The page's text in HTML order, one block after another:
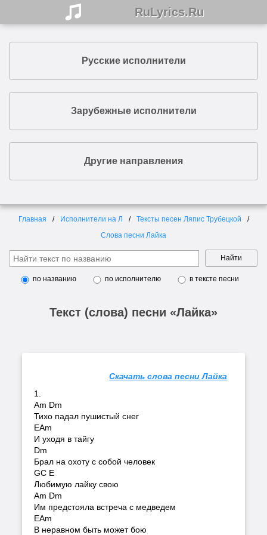
RuLyrics.Ru
Русские исполнители
Зарубежные исполнители
Другие направления
Главная Исполнители на Л
Тексты песен Ляпис Трубецкой
Слова песни Лайка
Найти
по названию по исполнителю в тексте песни
Текст (слова) песни «Лайка»
Скачать слова песни Лайка
1.
Am Dm
Тихо падал пушистый снег
EAm
И уходя в тайгу
Dm
Брал на охоту с собой человек
GС E
Любимую лайку свою
Am Dm
Им предстояла встреча с медведем
EAm
В неравном быть может бою